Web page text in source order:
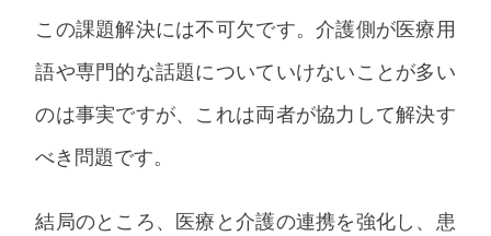
この課題解決には不可欠です。介護側が医療用
語や専門的な話題についていけないことが多い
のは事実ですが、これは両者が協力して解決す
べき問題です。
結局のところ、医療と介護の連携を強化し、患